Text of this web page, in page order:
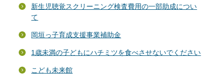
新生児聴覚スクリーニング検査費用の一部助成につい
て
岡垣っ子育成支援事業補助金
1歳未満の子どもにハチミツを食べさせないでください
こども未来館